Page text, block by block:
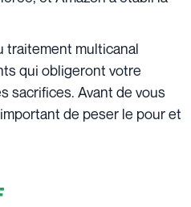
traitement multicanal
qui obligeront votre
sacrifices. Avant de vous
de peser le pour et